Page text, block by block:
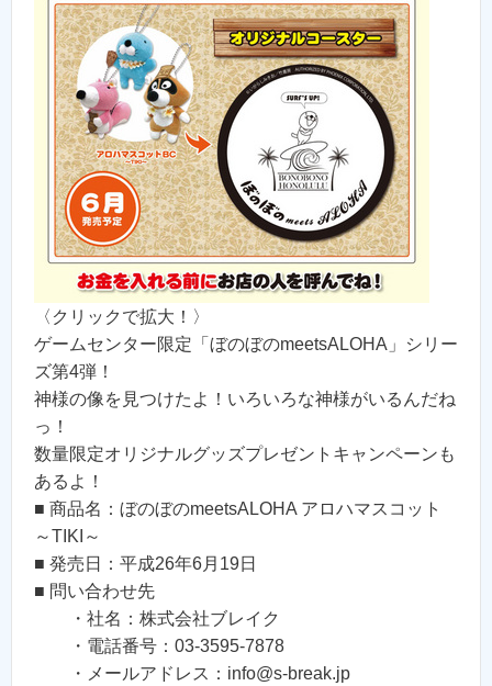
〈クリックで拡大！〉
ゲームセンター限定「ぼのぼのmeetsALOHA」シリー
ズ第4弾！
神様の像を見つけたよ！いろいろな神様がいるんだね
っ！
数量限定オリジナルグッズプレゼントキャンペーンも
あるよ！
■ 商品名：ぼのぼのmeetsALOHA アロハマスコット
～TIKI～
■ 発売日：平成26年6月19日
■ 問い合わせ先
・社名：株式会社ブレイク
・電話番号：03-3595-7878
・メールアドレス：info@s-break.jp